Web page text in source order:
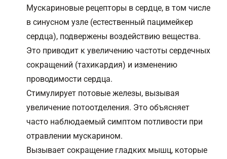
Мускариновые рецепторы в сердце, в том числе
в синусном узле (естественный пацимейкер
сердца), подвержены воздействию вещества.
Это приводит к увеличению частоты сердечных
сокращений (тахикардия) и изменению
проводимости сердца.
Стимулирует потовые железы, вызывая
увеличение потоотделения. Это объясняет
часто наблюдаемый симптом потливости при
отравлении мускарином.
Вызывает сокращение гладких мышц, которые